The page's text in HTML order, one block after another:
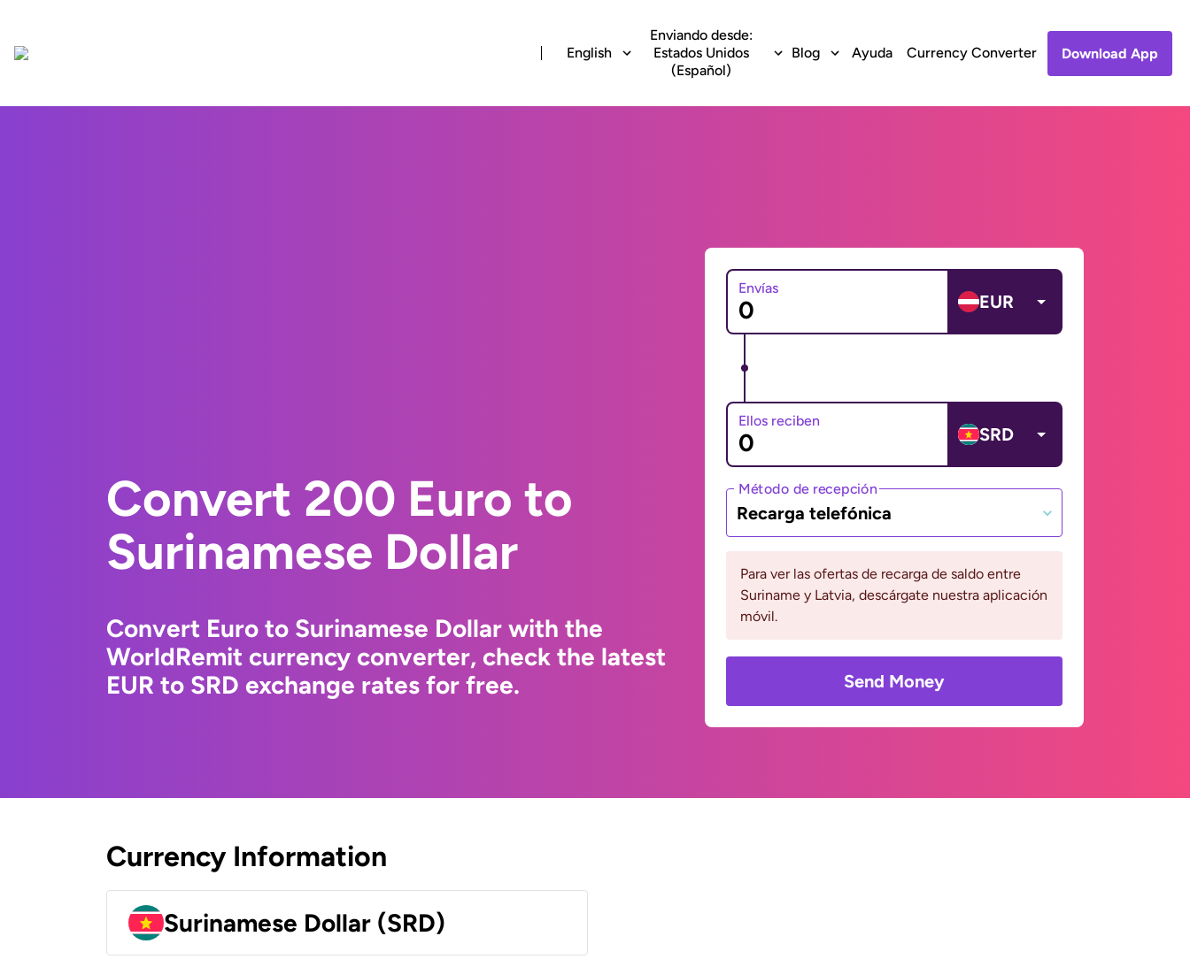
English
Enviando desde:
Estados Unidos
(Español)
Blog Ayuda Currency Converter Download App
Convert 200 Euro to
Surinamese Dollar
Convert Euro to Surinamese Dollar with the
WorldRemit currency converter, check the latest
EUR to SRD exchange rates for free.
Envías
EUR
Ellos reciben
SRD
Método de recepción
Recarga telefónica
Para ver las ofertas de recarga de saldo entre
Suriname y Latvia, descárgate nuestra aplicación
móvil.
Send Money
Currency Information
Surinamese Dollar (SRD)